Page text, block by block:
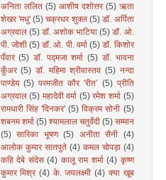
अनिता ललित (5) आशीष दशोत्तर (5) ऋता
शेखर 'मधु' (5) चक्रधर शुक्ल (5) डॉ. अर्पिता
अग्रवाल (5) डॉ. अशोक भाटिया (5) डॉ. ओ.
पी. जोशी (5) डॉ. ओ. पी. वर्मा (5) डॉ. किशोर
पँवार (5) डॉ. पद्मजा शर्मा (5) डॉ. भावना
कुँअर (5) डॉ. महिमा श्रीवास्तव (5) नन्दा
पाण्डेय (5) परमजीत कौर 'रीत’ (5) प्रीति
अग्रवाल (5) महादेवी वर्मा (5) रमेश शर्मा (5)
रामधारी सिंह 'दिनकर' (5) विक्रम सोनी (5)
शबनम शर्मा (5) श्यामलाल चतुर्वेदी (5) सम्मान
(5) सारिका भूषण (5) अनीता सैनी (4)
आलोक कुमार सातपुते (4) कमल चोपड़ा (4)
कहि देबे संदेस (4) कालू राम शर्मा (4) कृष्ण
कुमार मिश्र (4) के. जयलक्ष्मी (4) क्या खूब